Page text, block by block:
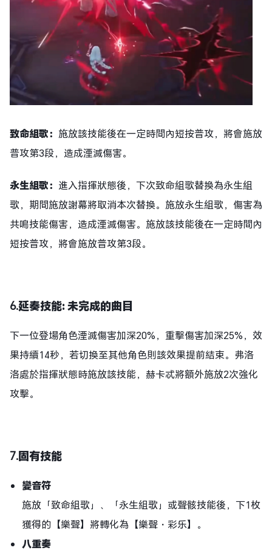
致命組歌： 施放該技能後在一定時間內短按普攻，將會施放
普攻第3段，造成湮滅傷害。
永生組歌： 進入指揮狀態後，下次致命組歌替換為永生組
歌，期間施放謝幕將取消本次替換。施放永生組歌，傷害為
共鳴技能傷害，造成湮滅傷害。施放該技能後在一定時間內
短按普攻，將會施放普攻第3段。
6.延奏技能: 未完成的曲目
下一位登場角色湮滅傷害加深20%，重擊傷害加深25%，效
果持續14秒，若切換至其他角色則該效果提前結束。弗洛
洛處於指揮狀態時施放該技能，赫卡忒將額外施放2次強化
攻擊。
7.固有技能
變音符
施放「致命組歌」、「永生組歌」或聲骸技能後，下1枚
獲得的【樂聲】將轉化為【樂聲・彩乐】。
八重奏